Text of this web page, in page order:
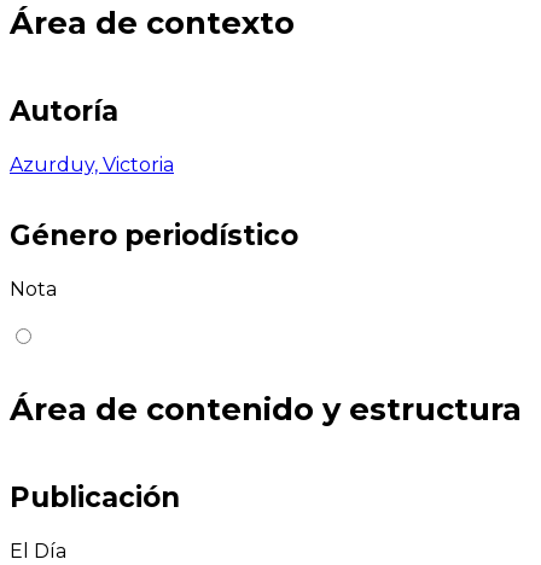
Área de contexto
Autoría
Azurduy, Victoria
Género periodístico
Nota
Área de contenido y estructura
Publicación
El Día